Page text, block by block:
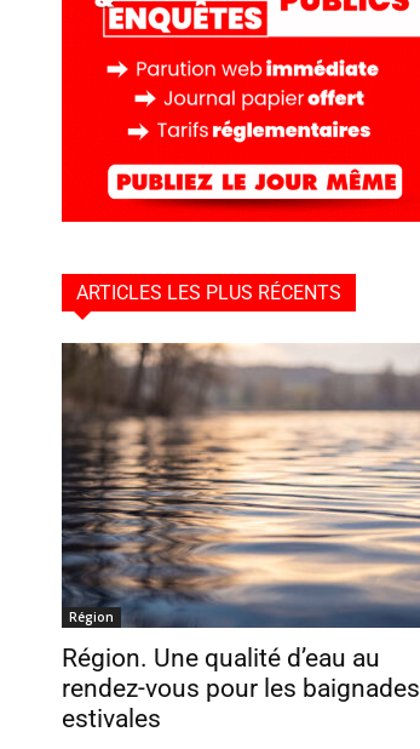
ARTICLES LES PLUS RÉCENTS
Région
Région. Une qualité d’eau au
rendez-vous pour les baignades
estivales